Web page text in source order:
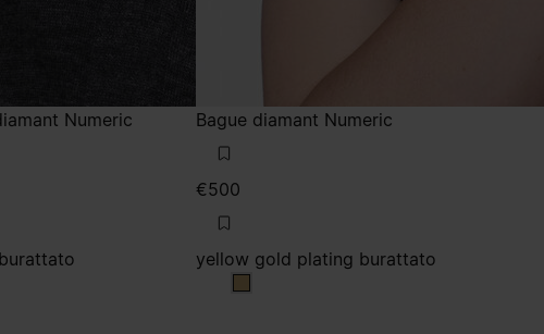
Numeric
burattato
Bague diamant Numeric
€500
yellow gold plating burattato
yellow gold plating burattato